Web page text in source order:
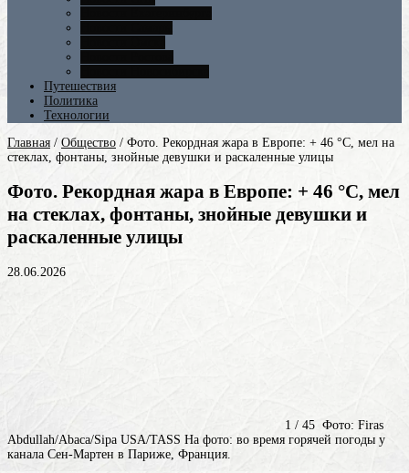
Путешествия
Политика
Технологии
Главная / Общество / Фото. Рекордная жара в Европе: + 46 °C, мел на
стеклах, фонтаны, знойные девушки и раскаленные улицы
Фото. Рекордная жара в Европе: + 46 °C, мел
на стеклах, фонтаны, знойные девушки и
раскаленные улицы
28.06.2026
1 / 45 Фото: Firas
Abdullah/Abaca/Sipa USA/TASS На фото: во время горячей погоды у
канала Сен-Мартен в Париже, Франция.